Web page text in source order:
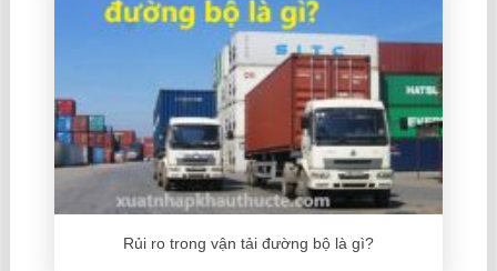
Rủi ro trong vận tải đường bộ là gì?